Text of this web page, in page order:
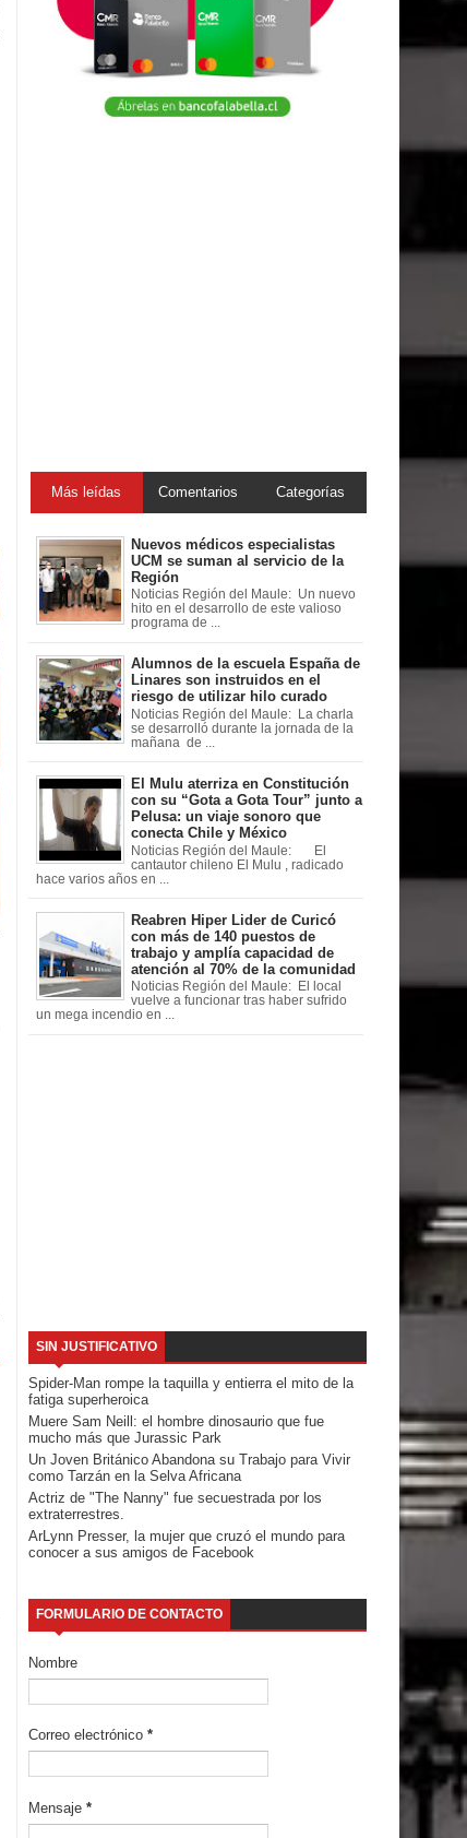
Más leídas Comentarios Categorías
Nuevos médicos especialistas
UCM se suman al servicio de la
Región
Noticias Región del Maule: Un nuevo
hito en el desarrollo de este valioso
programa de ...
Alumnos de la escuela España de
Linares son instruidos en el
riesgo de utilizar hilo curado
Noticias Región del Maule: La charla
se desarrolló durante la jornada de la
mañana de ...
El Mulu aterriza en Constitución
con su “Gota a Gota Tour” junto a
Pelusa: un viaje sonoro que
conecta Chile y México
Noticias Región del Maule: El
cantautor chileno El Mulu , radicado
hace varios años en ...
Reabren Hiper Lider de Curicó
con más de 140 puestos de
trabajo y amplía capacidad de
atención al 70% de la comunidad
Noticias Región del Maule: El local
vuelve a funcionar tras haber sufrido
un mega incendio en ...
SIN JUSTIFICATIVO
Spider-Man rompe la taquilla y entierra el mito de la
fatiga superheroica
Muere Sam Neill: el hombre dinosaurio que fue
mucho más que Jurassic Park
Un Joven Británico Abandona su Trabajo para Vivir
como Tarzán en la Selva Africana
Actriz de "The Nanny" fue secuestrada por los
extraterrestres.
ArLynn Presser, la mujer que cruzó el mundo para
conocer a sus amigos de Facebook
FORMULARIO DE CONTACTO
Nombre
Correo electrónico *
Mensaje *